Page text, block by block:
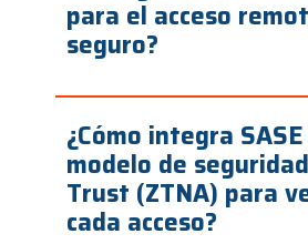
para el acceso
seguro?
¿Cómo integra
modelo de
Trust (ZTNA) para
cada acceso?